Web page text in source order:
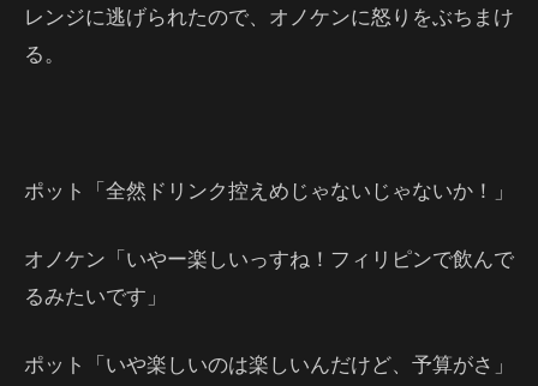
レンジに逃げられたので、オノケンに怒りをぶちまけ
る。
ポット「全然ドリンク控えめじゃないじゃないか！」
オノケン「いやー楽しいっすね！フィリピンで飲んで
るみたいです」
ポット「いや楽しいのは楽しいんだけど、予算がさ」